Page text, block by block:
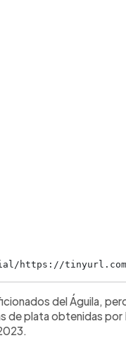
https://tinyurl.com/
del Águila,
de plata obtenidas por